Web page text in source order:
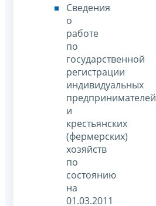
Сведения
о
работе
по
государственной
регистрации
индивидуальных
предпринимателей
и
крестьянских
(фермерских)
хозяйств
по
состоянию
на
01.03.2011